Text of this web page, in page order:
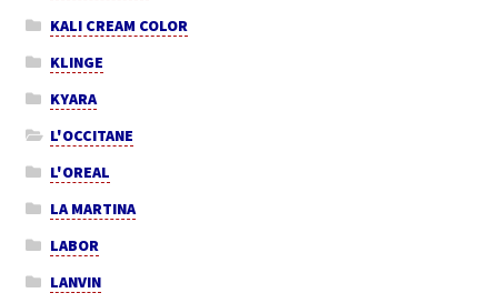
KALI CREAM COLOR
KLINGE
KYARA
L'OCCITANE
L'OREAL
LA MARTINA
LABOR
LANVIN